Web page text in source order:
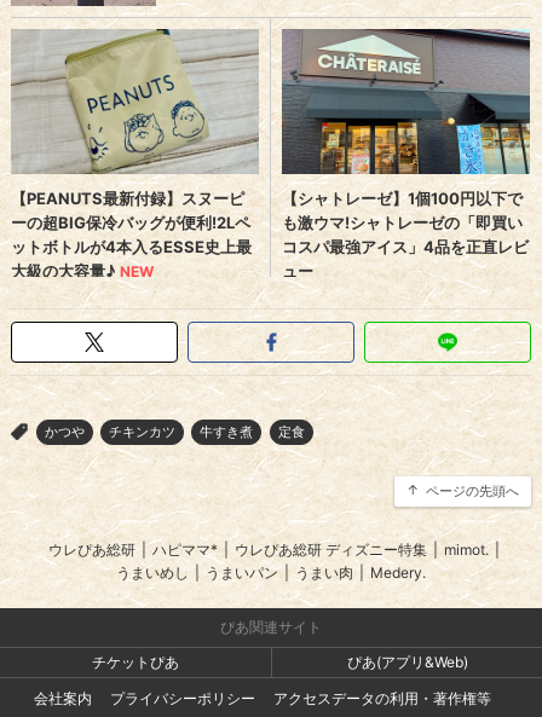
> かつや チキンカツ 牛すき煮 定食
ページの先頭へ
ウレぴあ総研 | ハピママ* ウレぴあ総研 ディズニー特集 mimot. |
うまいめし | うまいパン うまい肉 | Medery.
ぴあ関連サイト
チケットぴあ
ぴあ(アプリ&Web)
会社案内
プライバシーポリシー アクセスデータの利用・著作権等